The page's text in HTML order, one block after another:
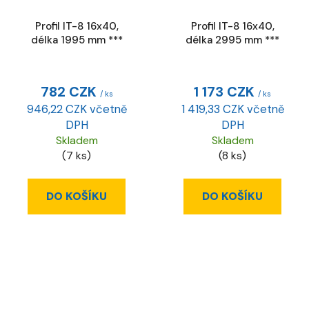
Profil IT-8 16x40,
délka 1995 mm ***
782 CZK / ks
946,22 CZK včetně
DPH
Skladem
(7 ks)
DO KOŠÍKU
Profil IT-8 16x40,
délka 2995 mm ***
1 173 CZK / ks
1 419,33 CZK včetně
DPH
Skladem
(8 ks)
DO KOŠÍKU